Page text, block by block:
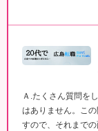
Ａ.たくさん質問を
はありません。こ
すので、それまで